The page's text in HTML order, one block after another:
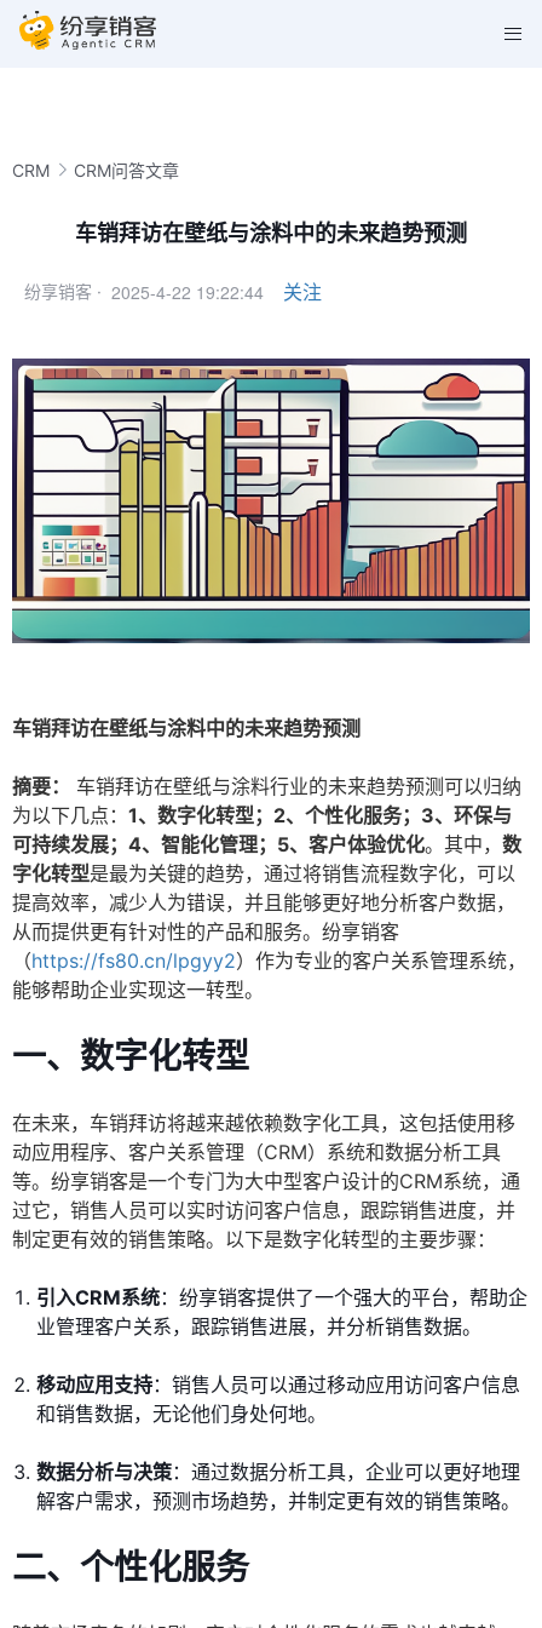
CRM CRM问答文章
车销拜访在壁纸与涂料中的未来趋势预测
纷享销客 · 2025-4-22 19:22:44 关注
车销拜访在壁纸与涂料中的未来趋势预测
摘要：
车销拜访在壁纸与涂料行业的未来趋势预测可以归纳
为以下几点： 1、数字化转型；2、个性化服务；3、环保与
可持续发展；4、智能化管理；5、客户体验优化。其中， 数
字化转型是最为关键的趋势，通过将销售流程数字化，可以
提高效率，减少人为错误，并且能够更好地分析客户数据，
从而提供更有针对性的产品和服务。纷享销客
（https://fs80.cn/lpgyy2）作为专业的客户关系管理系统，
能够帮助企业实现这一转型。
一、数字化转型
在未来，车销拜访将越来越依赖数字化工具，这包括使用移
动应用程序、客户关系管理（CRM）系统和数据分析工具
等。纷享销客是一个专门为大中型客户设计的CRM系统，通
过它，销售人员可以实时访问客户信息，跟踪销售进度，并
制定更有效的销售策略。以下是数字化转型的主要步骤：
引入CRM系统：纷享销客提供了一个强大的平台，帮助企
业管理客户关系，跟踪销售进展，并分析销售数据。
移动应用支持：销售人员可以通过移动应用访问客户信息
和销售数据，无论他们身处何地。
数据分析与决策：通过数据分析工具，企业可以更好地理
解客户需求，预测市场趋势，并制定更有效的销售策略。
二、个性化服务